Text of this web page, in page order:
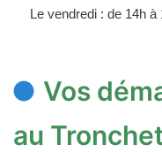
Le vendredi : de 14h à
Vos
au